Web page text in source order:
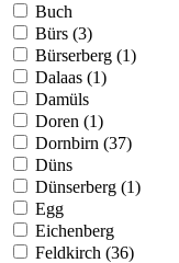
Buch
Bürs (3)
Bürserberg (1)
Dalaas (1)
Damüls
Doren (1)
Dornbirn (37)
Düns
Dünserberg (1)
Egg
Eichenberg
Feldkirch (36)